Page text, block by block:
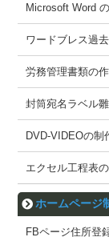
Microsoft Word
ワードブレス過
労務管理書類の
封筒宛名ラベル
DVD-VIDEOの制
エクセル工程表
ホームページ
FBページ住所登